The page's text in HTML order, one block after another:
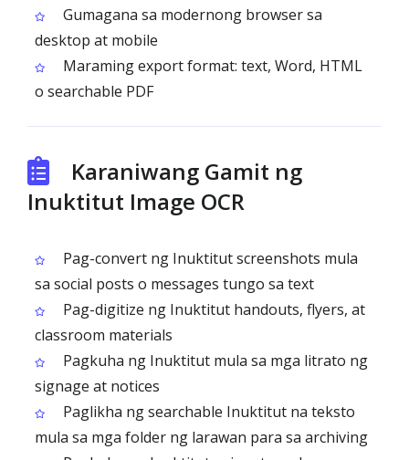
Gumagana sa modernong browser sa
desktop at mobile
Maraming export format: text, Word, HTML
o searchable PDF
Karaniwang Gamit ng
Inuktitut Image OCR
Pag-convert ng Inuktitut screenshots mula
sa social posts o messages tungo sa text
Pag-digitize ng Inuktitut handouts, flyers, at
classroom materials
Pagkuha ng Inuktitut mula sa mga litrato ng
signage at notices
Paglikha ng searchable Inuktitut na teksto
mula sa mga folder ng larawan para sa archiving